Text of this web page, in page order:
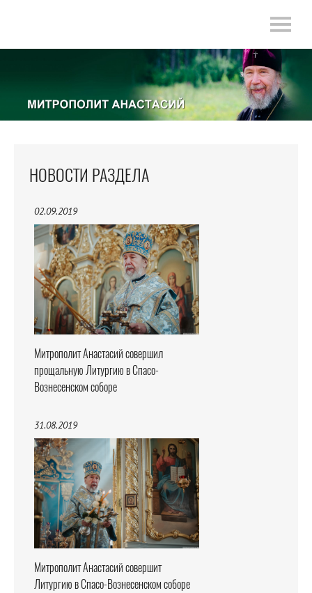
НОВОСТИ РАЗДЕЛА
02.09.2019
Митрополит Анастасий совершил
прощальную Литургию в Спасо-
Вознесенском соборе
31.08.2019
Митрополит Анастасий совершит
Литургию в Спасо-Вознесенском соборе